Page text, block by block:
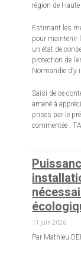
région de
Estimant les
pour maintenir
un état de
protection de
Normandie d’y
Saisi de ce
amené à
prises par le
commentée :
11 juin 2026
Par Mathieu